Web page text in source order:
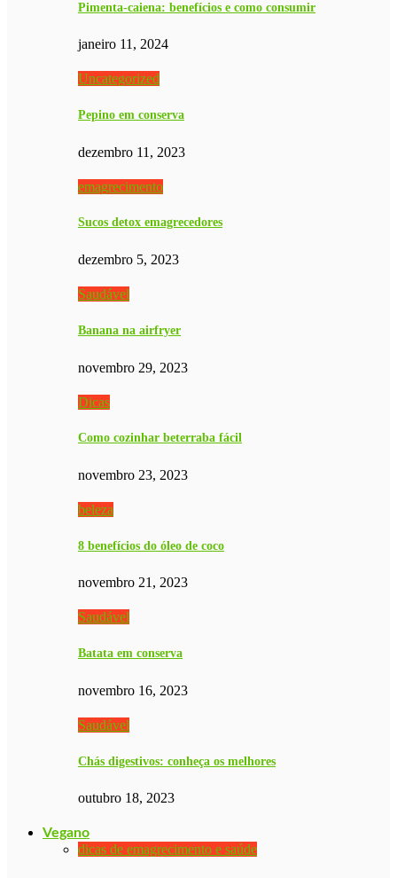
Pimenta-caiena: benefícios e como consumir
janeiro 11, 2024
Uncategorized
Pepino em conserva
dezembro 11, 2023
emagrecimento
Sucos detox emagrecedores
dezembro 5, 2023
Saudável
Banana na airfryer
novembro 29, 2023
Dicas
Como cozinhar beterraba fácil
novembro 23, 2023
beleza
8 benefícios do óleo de coco
novembro 21, 2023
Saudável
Batata em conserva
novembro 16, 2023
Saudável
Chás digestivos: conheça os melhores
outubro 18, 2023
Vegano
dicas de emagrecimento e saúde